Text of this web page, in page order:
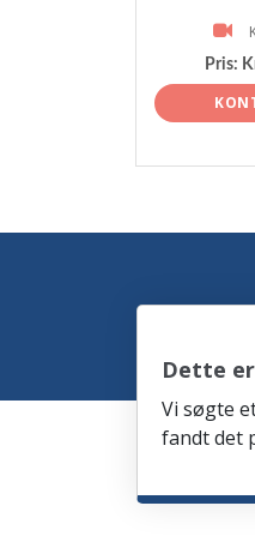
Pris:
Dette
Vi søgte
fandt det